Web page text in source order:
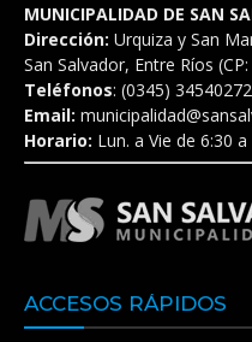
MUNICIPALIDAD DE SAN
Dirección: Urquiza y San
San Salvador, Entre Ríos
Teléfonos: (0345)
Email:
Horario: Lun. a Vie de 6:30 a
ACCESOS RÁPIDOS